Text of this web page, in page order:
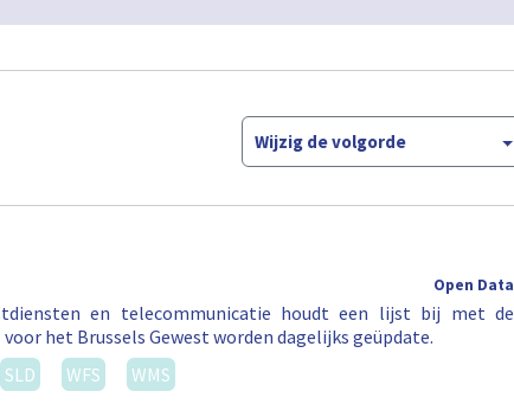
Wijzig de volgorde
Open Data
en telecommunicatie houdt een lijst bij met de
het Brussels Gewest worden dagelijks geüpdate.
SLD WFS WMS